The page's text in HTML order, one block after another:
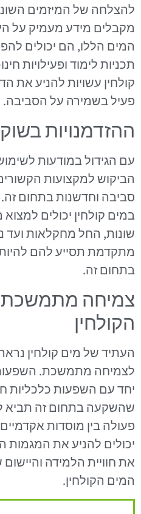
להצלחה של המיזמים
מקבלים מידע מעמיק על
המים הללו, הם יכולים
תכניות לימוד ופעילויות
קולחין עשויות להניע את
פעיל בשמירה על הסביבה.
ההזדמנויות
עם הגידול במודעות
הביקוש למקצועות
סביבה וחדשנות בתחום
במים קולחין יכולים
שונות, החל מחקלאות ועד
מתקדמת תסייע להם
בתחום זה.
צמיחה
הקולחין
העתיד של מים קולחין
לצמיחה מתמשכת.
יחד עם השפעות כלכליות
שהשקעה בתחום זה תביא
פעולה בין מוסדות
יכולים להניע את המגמות
את חוויית הלמידה
המים הקולחין.